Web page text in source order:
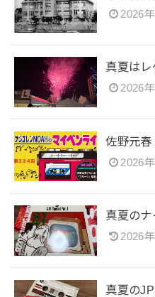
2026
真夏は
2026
佐野元春
2026
真夏のナ
2026
真夏の